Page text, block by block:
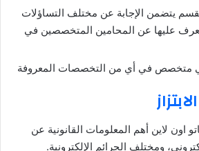
يتضمن الإجابة عن مختلف التساؤلات
عليها عن المحامين المتخصصين في
متخصص في أي من التخصصات المعروفة
اون لاين أهم المعلومات القانونية عن
ومختلف الجرائم الإلكترونية.